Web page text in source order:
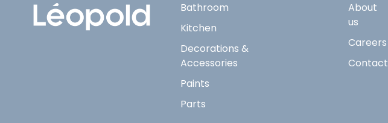
Bathroom
Kitchen
Decorations &
Accessories
Paints
Parts
About
us
Careers
Contact